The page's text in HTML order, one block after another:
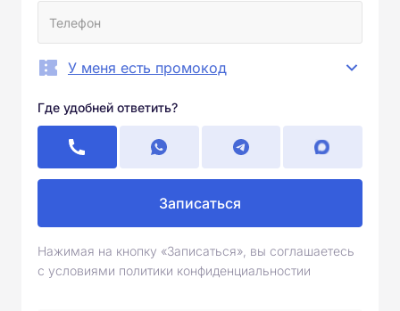
У меня есть промокод
Где удобней ответить?
Записаться
Нажимая на кнопку «Записаться», вы соглашаетесь
с условиями политики конфиденциальностии